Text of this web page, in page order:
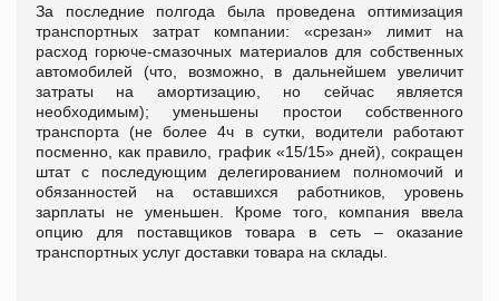
За последние полгода была проведена оптимизация
транспортных затрат компании: «срезан» лимит на
расход горюче-смазочных материалов для собственных
автомобилей (что, возможно, в дальнейшем увеличит
затраты на амортизацию, но сейчас является
необходимым); уменьшены простои собственного
транспорта (не более 4ч в сутки, водители работают
посменно, как правило, график «15/15» дней), сокращен
штат с последующим делегированием полномочий и
обязанностей на оставшихся работников, уровень
зарплаты не уменьшен. Кроме того, компания ввела
опцию для поставщиков товара в сеть – оказание
транспортных услуг доставки товара на склады.